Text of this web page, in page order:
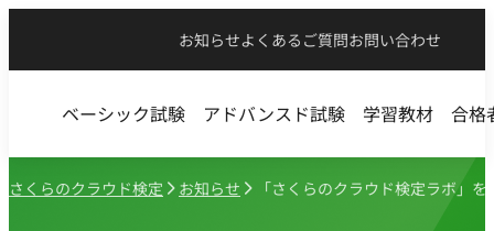
お知らせよくあるご質問お問い合わせ
ベーシック試験 アドバンスド試験 学習教材 合格
さくらのクラウド検定 お知らせ 「さくらのクラウド検定ラボ」